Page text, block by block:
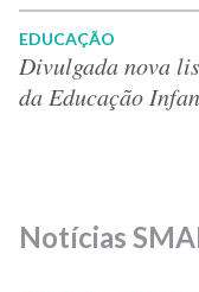
EDUCAÇÃO
Divulgada nova
da Educação
Notícias